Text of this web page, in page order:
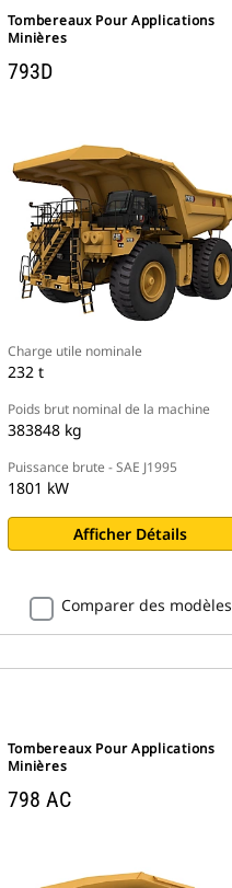
Tombereaux Pour Applications
Minières
793D
Charge utile nominale
232 t
Poids brut nominal de la machine
383848 kg
Puissance brute - SAE J1995
1801 kW
Afficher Détails
Comparer des modèles
Tombereaux Pour Applications
Minières
798 AC